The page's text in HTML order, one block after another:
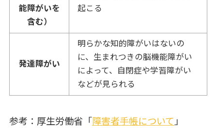
能障がいを
含む）
起こる
発達障がい
明らかな知的障がいはないの
に、生まれつきの脳機能障がい
によって、自閉症や学習障がい
などが見られる
参考：厚生労働省「 障害者手帳について 」